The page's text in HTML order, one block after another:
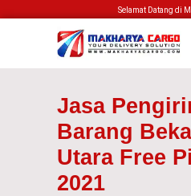
Selamat Datang di
Jasa
Barang
Utara Free
2021